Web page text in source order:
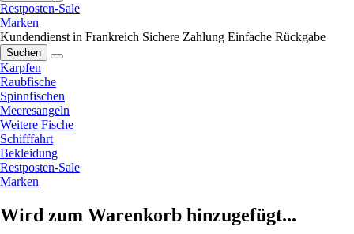
Restposten-Sale
Marken
Kundendienst in Frankreich Sichere Zahlung Einfache Rückgabe
Suchen
Karpfen
Raubfische
Spinnfischen
Meeresangeln
Weitere Fische
Schifffahrt
Bekleidung
Restposten-Sale
Marken
Wird zum Warenkorb hinzugefügt...